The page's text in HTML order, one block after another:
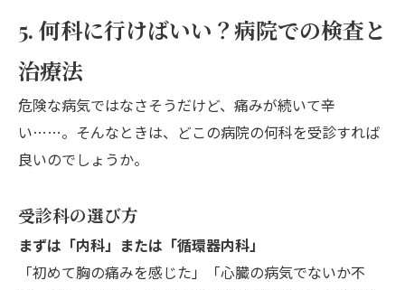
5. 何科に行けばいい？病院での検査と
治療法
危険な病気ではなさそうだけど、痛みが続いて辛
い……。そんなときは、どこの病院の何科を受診すれば
良いのでしょうか。
受診科の選び方
まずは「内科」または「循環器内科」
「初めて胸の痛みを感じた」「心臓の病気でないか不